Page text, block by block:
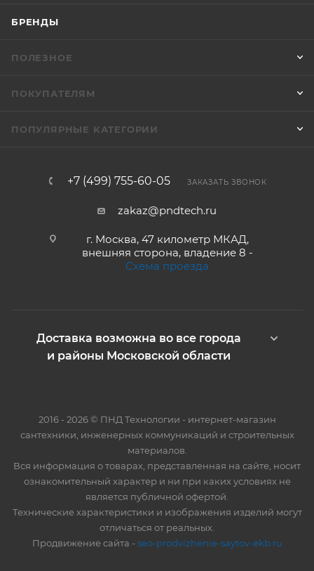
БРЕНДЫ
ПОЛЕЗНОЕ
ПОКУПАТЕЛЯМ
ПОПУЛЯРНЫЕ КАТЕГОРИИ
+7 (499) 755-60-05 ЗАКАЗАТЬ ЗВОНОК
zakaz@pndtech.ru
г. Москва, 47 километр МКАД,
внешняя сторона, владение 8 -
Схема проезда
Доставка возможна во все города
и районы Московской области
2016 - 2026 © ПНД Технологии - интернет-магазин
сантехники, инженерных коммуникаций и строительных
материалов.
Вся информация о товарах, представленная на сайте, носит
ознакомительный характер и ни при каких условиях не
является публичной офертой.
Технические характеристики и изображения изделий могут
отличаться от реальных.
Продвижение сайта - seo-prodvizhenie-saytov-ekb.ru